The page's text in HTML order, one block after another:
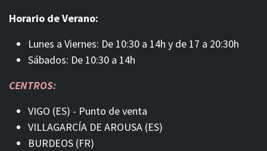
Horario de Verano:
Lunes a Viernes: De 10:30 a 14h y de 17 a 20:30h
Sábados: De 10:30 a 14h
CENTROS:
VIGO (ES) - Punto de venta
VILLAGARCÍA DE AROUSA (ES)
BURDEOS (FR)